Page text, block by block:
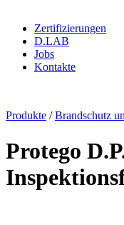
Zertifizierungen
D.LAB
Jobs
Kontakte
Produkte /Brandschutz
Protego